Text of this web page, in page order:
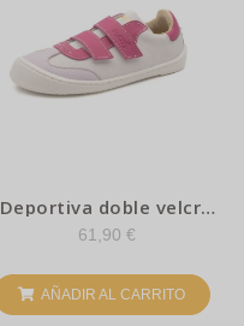
Deportiva doble velcro
Blanco -Malva -Fucsia
61,90 €
AÑADIR AL CARRITO